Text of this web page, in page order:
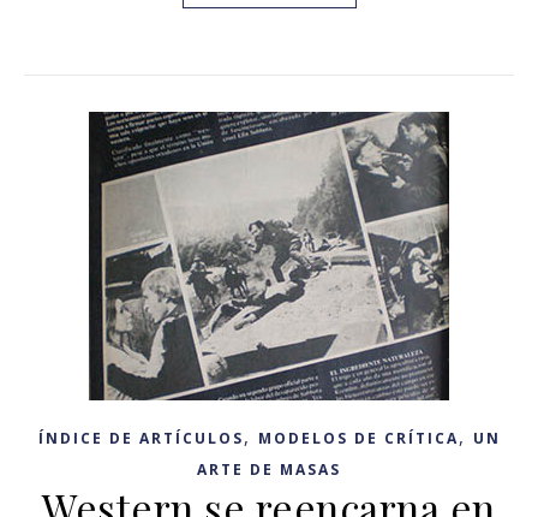
ÍNDICE DE ARTÍCULOS, MODELOS DE CRÍTICA, UN
ARTE DE MASAS